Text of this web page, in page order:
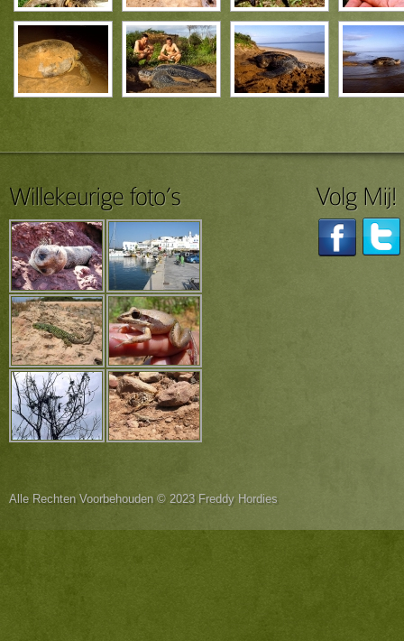
Alle Rechten Voorbehouden © 2023 Freddy Hordies